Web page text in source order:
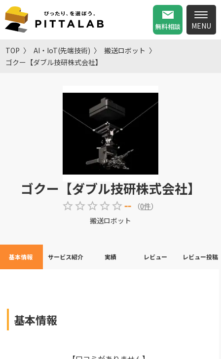
無料相談
TOP AI・IoT(先端技術)
搬送ロボット
ゴクー【ダブル技研株式会社】
ゴクー【ダブル技研株式会社】
-- （0件）
搬送ロボット
基本情報 サービス紹介 実績 レビュー レビュー投稿
基本情報